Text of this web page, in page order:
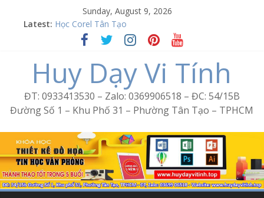
Sunday, August 9, 2026
Latest: Học Corel Tân Tạo
Cách tạo USB Boot bằng Ventoy
Khóa học Photoshop tại Tân Tạo
Excel Bình Trị Đông – Vi tính văn phòng cấp tốc
Word Bình Trị Đông – Tin học văn phòng cấp tốc
Huy Dạy Vi Tính
ĐT: 0933413530 – Zalo: 0369906518 – ĐC: 54/15B
Đường Số 1 – Khu Phố 31 – Phường Tân Tạo – TPHCM